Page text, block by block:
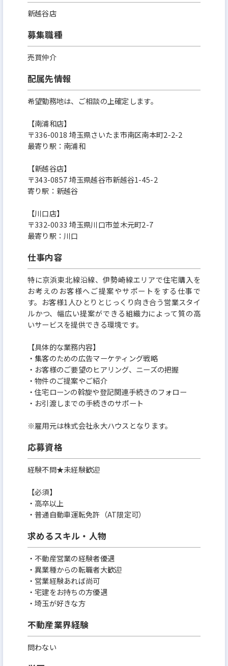
新越谷店
募集職種
売買仲介
配属先情報
希望勤務地は、ご相談の上確定します。
【南浦和店】
〒336-0018 埼玉県さいたま市南区南本町2-2-2
最寄り駅：南浦和
【新越谷店】
〒343-0857 埼玉県越谷市新越谷1-45-2
寄り駅：新越谷
【川口店】
〒332-0033 埼玉県川口市並木元町2-7
最寄り駅：川口
仕事内容
特に京浜東北線沿線、伊勢崎線エリアで住宅購入を
お考えのお客様へご提案やサポートをする仕事で
す。お客様1人ひとりとじっくり向き合う営業スタイ
ルかつ、幅広い提案ができる組織力によって質の高
いサービスを提供できる環境です。
【具体的な業務内容】
・集客のための広告マーケティング戦略
・お客様のご要望のヒアリング、ニーズの把握
・物件のご提案やご紹介
・住宅ローンの斡旋や登記関連手続きのフォロー
・お引渡しまでの手続きのサポート
※雇用元は株式会社永大ハウスとなります。
応募資格
経験不問★未経験歓迎
【必須】
・高卒以上
・普通自動車運転免許（AT限定可）
求めるスキル・人物
・不動産営業の経験者優遇
・異業種からの転職者大歓迎
・営業経験あれば尚可
・宅建をお持ちの方優遇
・埼玉が好きな方
不動産業界経験
問わない